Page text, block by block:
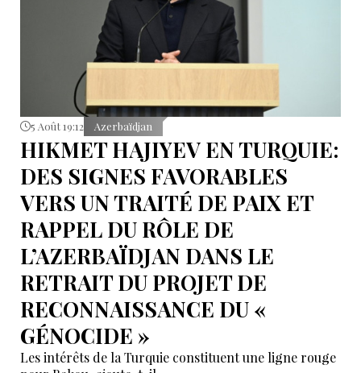
5 Août 19:12 Azerbaïdjan
HIKMET HAJIYEV EN TURQUIE:
DES SIGNES FAVORABLES
VERS UN TRAITÉ DE PAIX ET
RAPPEL DU RÔLE DE
L’AZERBAÏDJAN DANS LE
RETRAIT DU PROJET DE
RECONNAISSANCE DU «
GÉNOCIDE »
Les intérêts de la Turquie constituent une ligne rouge